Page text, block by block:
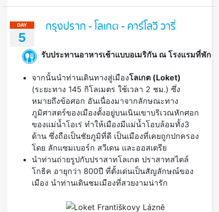
DAY
5
กรุงปราก - โลเกต - คาร์โลวี วารี่
รับประทานอาหารเช้าแบบอเมริกัน ณ โรงแรมที่พัก
จากนั้นนำท่านเดินทางสู่เมืองโลเกต (Loket)
(ระยะทาง 145 กิโลเมตร ใช้เวลา 2 ชม.) ซึ่ง
หมายถึงข้อศอก อันเนื่องมาจากลักษณะทาง
ภูมิศาสตร์ของเมืองตั้งอยู่บนเนินเขาบริเวณหักศอก
ของแม่น้ำโอเร่ ทำให้เมืองมีแม่น้ำโอบล้อมทั้ง3
ด้าน ซึ่งถือเป็นชัยภูมิที่ดี เป็นเมืองที่เคยถูกปกครอง
โดย ลักแซมเบอร์ก สวีเดน และออสเตรีย
นำท่านถ่ายรูปกับปราสาทโลเกต ปราสาทสไตล์
โกธิค อายุกว่า 800ปี ที่ตั้งเด่นเป็นสัญลักษณ์ของ
เมือง นำท่านเดินชมเมืองที่สวยงามน่ารัก